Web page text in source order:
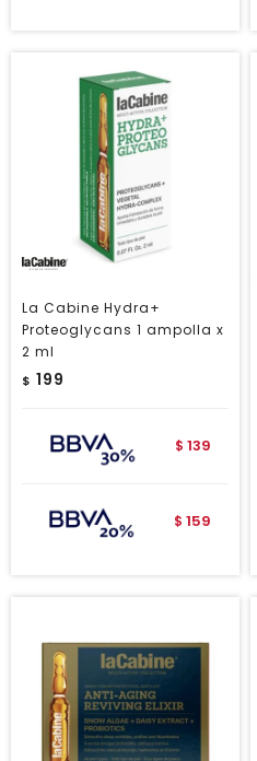
La Cabine Hydra+
Proteoglycans 1 ampolla x
2 ml
$ 199
$ 139
$ 159